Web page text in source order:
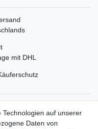
mit DHL
auf unserer
Daten von